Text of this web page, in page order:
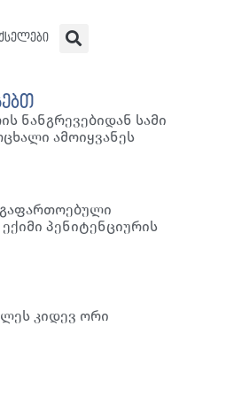
ნანგრევებიდან სამი
ამოიყვანეს
გაფართოებული
პენიტენციურის
კიდევ ორი